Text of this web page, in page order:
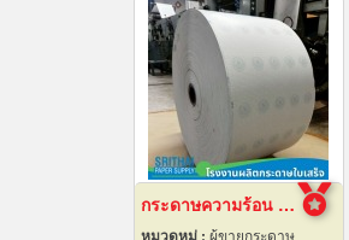
กระดาษความร้อน 57x80 ราคาส่ง
หมวดหมู่ : ผู้ขายกระดาษ